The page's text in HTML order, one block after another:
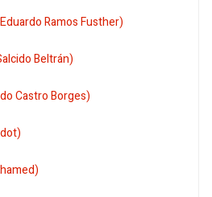
Ramos Fusther)
Beltrán)
Castro Borges)